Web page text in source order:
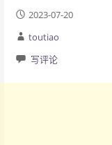
2023-07-20
toutiao
写评论